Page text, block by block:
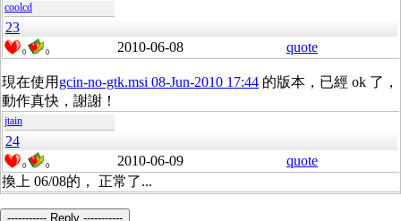
coolcd
23
0 0 2010-06-08 quote
現在使用 gcin-no-gtk.msi 08-Jun-2010 17:44 的版本，已經 ok 了，
動作真快，謝謝！
jtain
24
0 0 2010-06-09
quote
換上 06/08的， 正常了...
----------- Reply -----------